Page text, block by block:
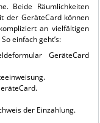
Beide Räumlichkeiten
der GeräteCard können
an vielfältigen
einfach geht’s:
GeräteCard
der Einzahlung.